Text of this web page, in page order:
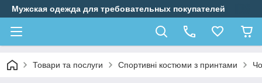
Мужская одежда для требовательных покупателей
Товари та послуги Спортивні костюми з принтами